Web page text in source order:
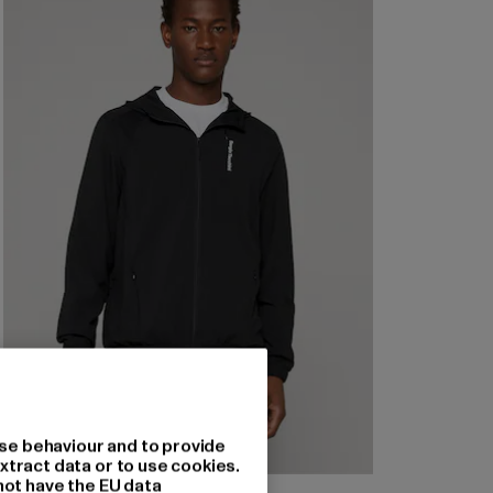
behaviour and to provide
data or to use cookies.
have the EU data